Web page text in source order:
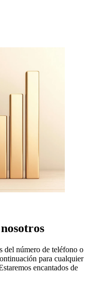
del número de teléfono o
para cualquier
encantados de